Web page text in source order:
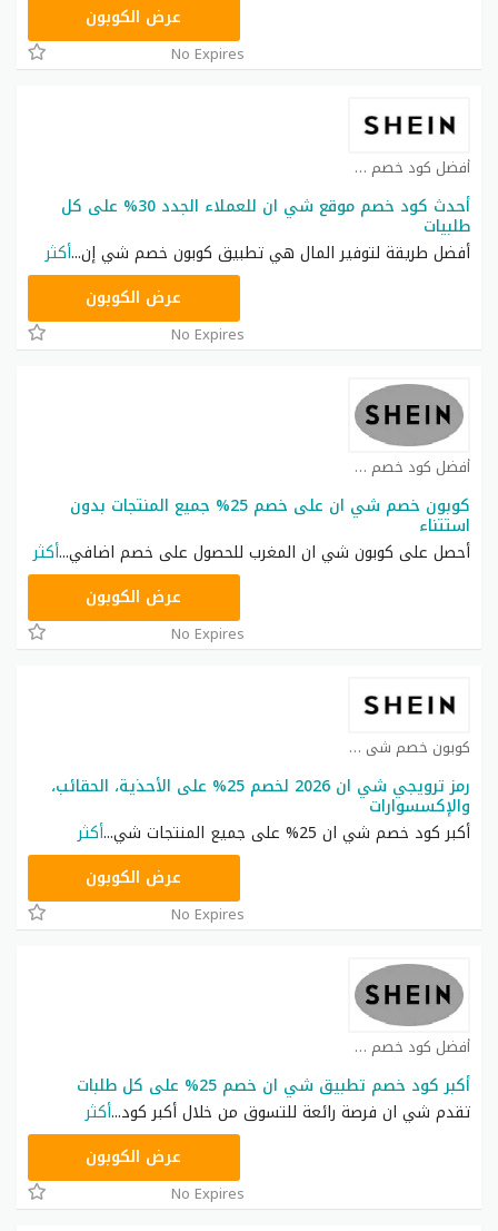
عرض الكوبون
No Expires
أفضل كود خصم شي ان كوبون
أحدث كود خصم موقع شي ان للعملاء الجدد 30% على كل
طلبيات
أفضل طريقة لتوفير المال هي تطبيق كوبون خصم شي إن...أكثر
عرض الكوبون
No Expires
أفضل كود خصم شي ان كوبون
كوبون خصم شي ان على خصم 25% جميع المنتجات بدون
استتناء
أحصل على كوبون شي ان المغرب للحصول على خصم اضافي...أكثر
عرض الكوبون
No Expires
كوبون خصم شي ان كوبون
رمز ترويجي شي ان 2026 لخصم 25% على الأحذية، الحقائب،
والإكسسوارات
أكبر كود خصم شي ان 25% على جميع المنتجات شي
...أكثر
عرض الكوبون
No Expires
أفضل كود خصم شي ان كوبون
أكبر كود خصم تطبيق شي ان خصم 25% على كل طلبات
تقدم شي ان فرصة رائعة للتسوق من خلال أكبر كود...أكثر
عرض الكوبون
No Expires